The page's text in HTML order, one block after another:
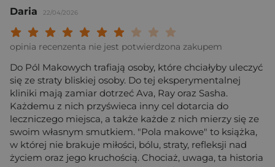
Daria 22/04/2026
Twoja ocena:
Twoja ocena: Wybitna 9/
Twoja ocena: Rewelacyjna 8/
Twoja ocena: Bardzo dobra 7/10"
Twoja ocena: Dobra 6/10"
Twoja ocena: Przeciętna 5/10"
Twoja ocena: Może być 4/10"
Twoja ocena: Słaba 3/10"
Twoja ocena: Bardzo słaba 2/10"
Twoja ocena: Beznadziejna 1/10"
opinia recenzenta nie jest potwierdzona zakupem
Do Pól Makowych trafiają osoby, które chciałyby uleczyć
się ze straty bliskiej osoby. Do tej eksperymentalnej
kliniki mają zamiar dotrzeć Ava, Ray oraz Sasha.
Każdemu z nich przyświeca inny cel dotarcia do
leczniczego miejsca, a także każde z nich mierzy się ze
swoim własnym smutkiem. "Pola makowe" to książka,
w której nie brakuje miłości, bólu, straty, refleksji nad
życiem oraz jego kruchością. Chociaż, uwaga, ta historia